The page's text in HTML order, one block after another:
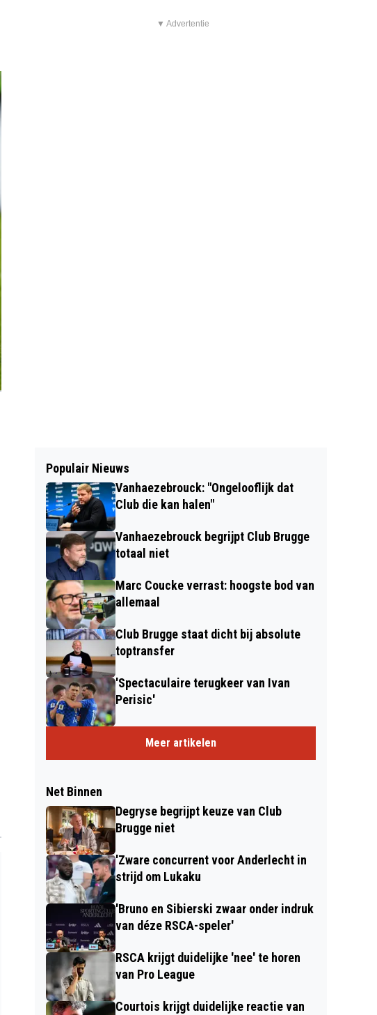
▼ Advertentie
Populair Nieuws
Vanhaezebrouck: "Ongelooflijk dat
Club die kan halen"
Vanhaezebrouck begrijpt Club Brugge
totaal niet
Marc Coucke verrast: hoogste bod van
allemaal
Club Brugge staat dicht bij absolute
toptransfer
'Spectaculaire terugkeer van Ivan
Perisic'
Meer artikelen
Net Binnen
Degryse begrijpt keuze van Club
Brugge niet
'Zware concurrent voor Anderlecht in
strijd om Lukaku
'Bruno en Sibierski zwaar onder indruk
van déze RSCA-speler'
RSCA krijgt duidelijke 'nee' te horen
van Pro League
Courtois krijgt duidelijke reactie van